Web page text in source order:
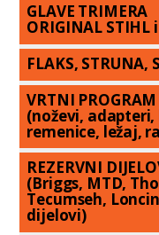
GLAVE TRIMERA
ORIGINAL STIHL
FLAKS, STRUNA,
VRTNI
(noževi,
remenice, ležaj,
REZERVNI
(Briggs, MTD,
Tecumseh,
dijelovi)